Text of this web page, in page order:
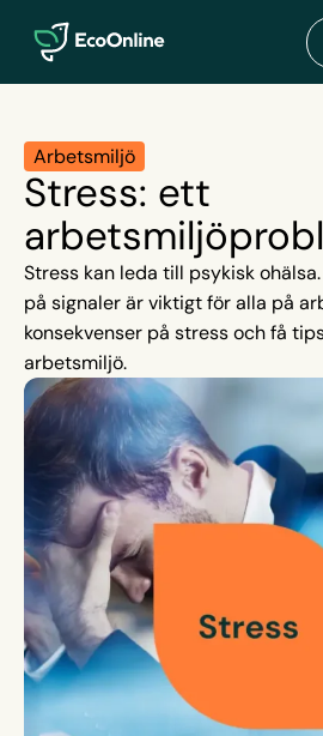
EcoOnline
Arbetsmiljö
Stress: ett
Stress kan leda till psykisk
på signaler är viktigt för alla på
konsekvenser på stress och få
arbetsmiljö.